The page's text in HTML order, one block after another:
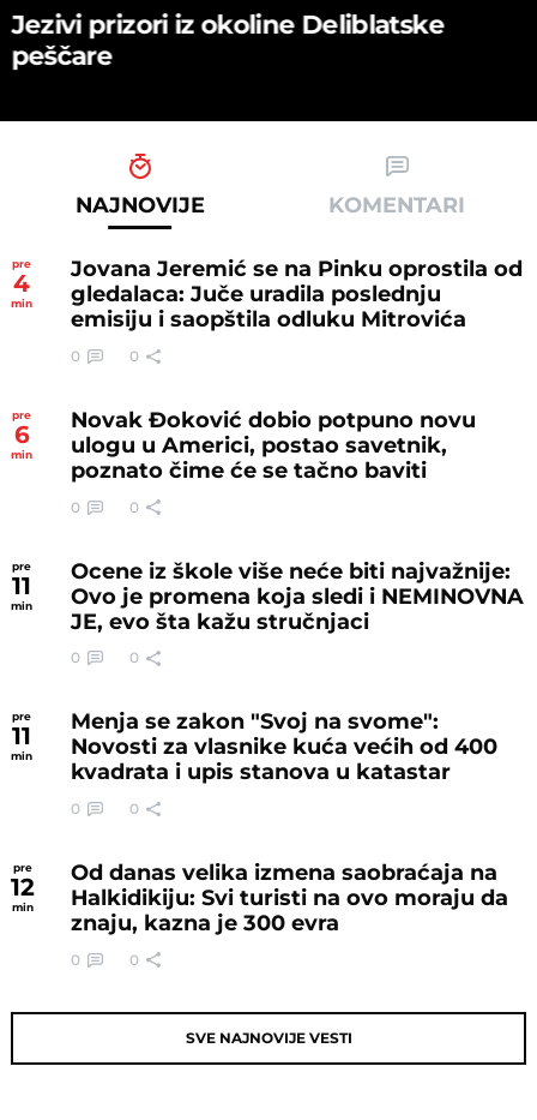
Jezivi prizori iz okoline Deliblatske
peščare
NAJNOVIJE KOMENTARI
pre
4
min
Jovana Jeremić se na Pinku oprostila od
gledalaca: Juče uradila poslednju
emisiju i saopštila odluku Mitrovića
0 0
pre
6
min
Novak Đoković dobio potpuno novu
ulogu u Americi, postao savetnik,
poznato čime će se tačno baviti
0 0
pre
11
min
Ocene iz škole više neće biti najvažnije:
Ovo je promena koja sledi i NEMINOVNA
JE, evo šta kažu stručnjaci
0 0
pre
11
min
Menja se zakon "Svoj na svome":
Novosti za vlasnike kuća većih od 400
kvadrata i upis stanova u katastar
0 0
pre
12
min
Od danas velika izmena saobraćaja na
Halkidikiju: Svi turisti na ovo moraju da
znaju, kazna je 300 evra
0 0
SVE NAJNOVIJE VESTI